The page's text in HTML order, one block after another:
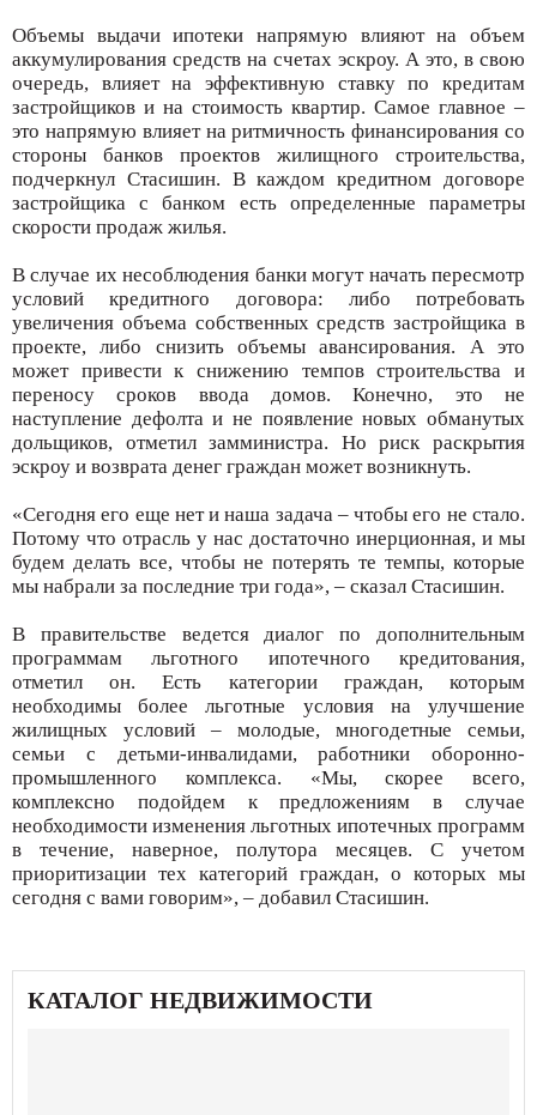
Объемы выдачи ипотеки напрямую влияют на объем
аккумулирования средств на счетах эскроу. А это, в свою
очередь, влияет на эффективную ставку по кредитам
застройщиков и на стоимость квартир. Самое главное –
это напрямую влияет на ритмичность финансирования со
стороны банков проектов жилищного строительства,
подчеркнул Стасишин. В каждом кредитном договоре
застройщика с банком есть определенные параметры
скорости продаж жилья.
В случае их несоблюдения банки могут начать пересмотр
условий кредитного договора: либо потребовать
увеличения объема собственных средств застройщика в
проекте, либо снизить объемы авансирования. А это
может привести к снижению темпов строительства и
переносу сроков ввода домов. Конечно, это не
наступление дефолта и не появление новых обманутых
дольщиков, отметил замминистра. Но риск раскрытия
эскроу и возврата денег граждан может возникнуть.
«Сегодня его еще нет и наша задача – чтобы его не стало.
Потому что отрасль у нас достаточно инерционная, и мы
будем делать все, чтобы не потерять те темпы, которые
мы набрали за последние три года», – сказал Стасишин.
В правительстве ведется диалог по дополнительным
программам льготного ипотечного кредитования,
отметил он. Есть категории граждан, которым
необходимы более льготные условия на улучшение
жилищных условий – молодые, многодетные семьи,
семьи с детьми-инвалидами, работники оборонно-
промышленного комплекса. «Мы, скорее всего,
комплексно подойдем к предложениям в случае
необходимости изменения льготных ипотечных программ
в течение, наверное, полутора месяцев. С учетом
приоритизации тех категорий граждан, о которых мы
сегодня с вами говорим», – добавил Стасишин.
КАТАЛОГ НЕДВИЖИМОСТИ